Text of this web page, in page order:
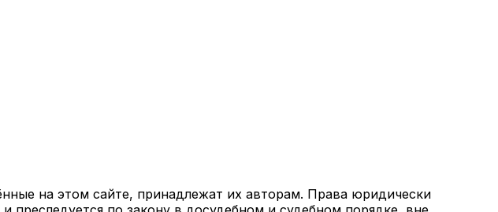
на этом сайте, принадлежат их авторам. Права юридически